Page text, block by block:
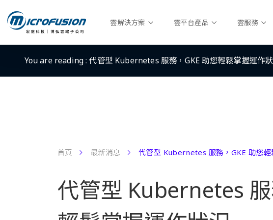
雲解決方案 雲平台產品 雲服務
You are reading :代管型 Kubernetes 服務，GKE 助您輕鬆掌握運作
首頁 最新消息 代管型 Kubernetes 服務，GKE 助您輕
代管型 Kubernetes